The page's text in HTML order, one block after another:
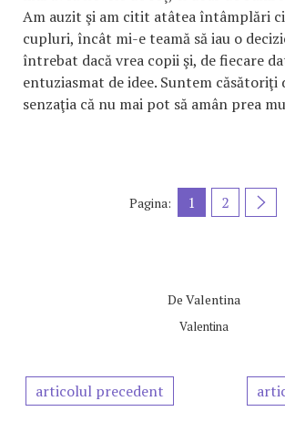
Am auzit şi am citit atâtea întâmplări
cupluri, încât mi-e teamă să iau o
întrebat dacă vrea copii şi, de fiecare
entuziasmat de idee. Suntem căsătoriţi
senzaţia că nu mai pot să amân prea
Pagina: 1 2
De Valentina
Valentina
articolul precedent